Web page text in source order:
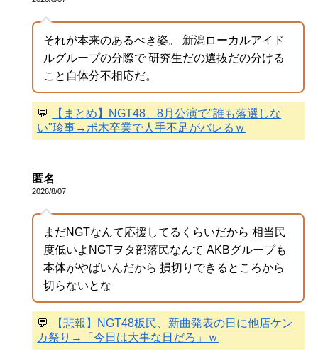
それが本来のあるべき姿。 新潟ローカルアイド
ルグループの分際で 研究生だの選抜だの分ける
こと自体分不相応だ。
💬
【まとめ】NGT48、8月公演で"誰も落選しな
い"珍事→ポ木卒業で人手不足がバレるｗ
匿名
2026/8/07
まだNGTなんて応援してるくらいだから 相当民
度低いよNGTヲタ部落民なんて AKBグループも
本体がやばいんだから 損切りできるところから
切らないとな
💬
【悲報】NGT48板民、新曲発表の日に他店ケン
カ祭り→「今日は大事な日だろ」ｗ